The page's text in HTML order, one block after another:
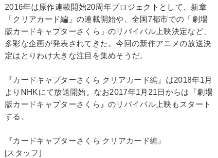
2016年は原作連載開始20周年プロジェクトとして、新章
「クリアカード編」の連載開始や、全国7都市での「劇場
版カードキャプターさくら」のリバイバル上映決定など、
多彩な企画が発表されてきた。今回の新作アニメの放送決
定はとりわけ大きな注目を集めそうだ。
『カードキャプターさくら クリアカード編』は2018年1月
よりNHKにて放送開始。なお2017年1月21日からは『劇場
版カードキャプターさくら』のリバイバル上映もスタート
する。
『カードキャプターさくら クリアカード編』
[スタッフ]